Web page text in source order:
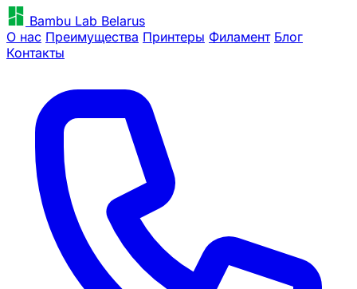
Bambu Lab Belarus
О нас Преимущества Принтеры Филамент Блог
Контакты